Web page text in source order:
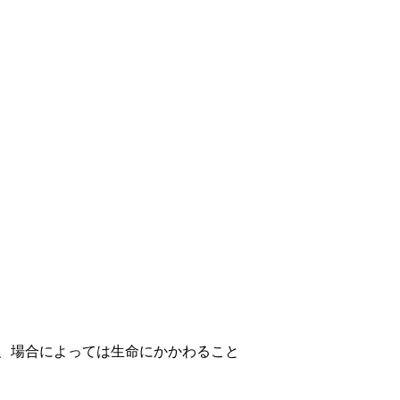
場合によっては生命にかかわること